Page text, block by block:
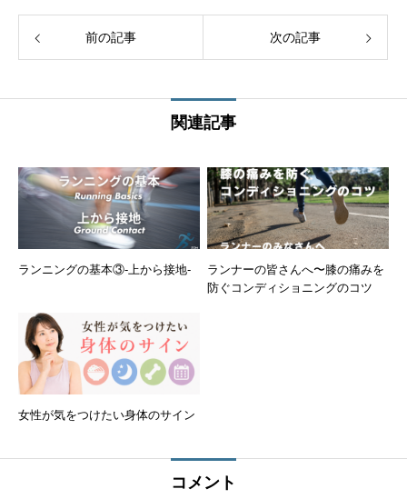
前の記事 次の記事
関連記事
ランニングの基本③-上から接地-
ランナーの皆さんへ〜膝の痛みを
防ぐコンディショニングのコツ
女性が気をつけたい身体のサイン
コメント